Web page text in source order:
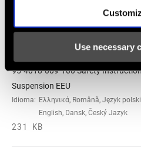
Use necessary
95-4018-009-100 Safety
Suspension EEU
Idioma: Ελληνικά, Română, Język
English, Dansk, Český Jazyk
231 KB